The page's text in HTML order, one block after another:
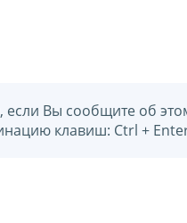
если Вы сообщите об
клавиш: Ctrl +